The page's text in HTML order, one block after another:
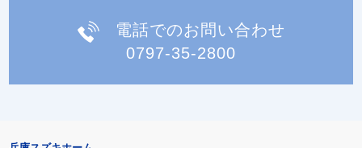
電話でのお問い合わせ
0797-35-2800